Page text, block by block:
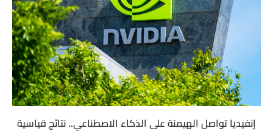
إنفيديا تواصل الهيمنة على الذكاء الاصطناعي.. نتائج قياسية